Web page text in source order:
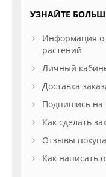
УЗНАЙТЕ
Информация о
растений
Личный
Доставка
Подпишись на
Как сделать
Отзывы
Как написать